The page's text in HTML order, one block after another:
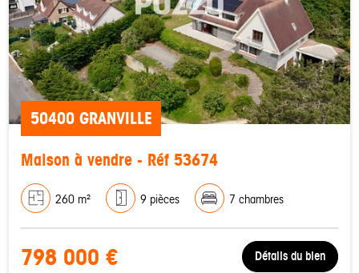
50400 GRANVILLE
Maison à vendre - Réf 53674
260 m² 9 pièces 7 chambres
798 000 € Détails du bien